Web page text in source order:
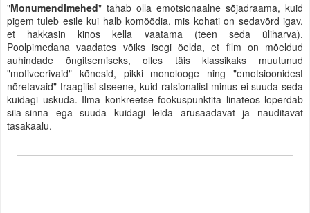
"Monumendimehed" tahab olla emotsionaalne sõjadraama, kuid
pigem tuleb esile kui halb komöödia, mis kohati on sedavõrd igav,
et hakkasin kinos kella vaatama (teen seda üliharva).
Poolpimedana vaadates võiks isegi öelda, et film on mõeldud
auhindade õngitsemiseks, olles täis klassikaks muutunud
"motiveerivaid" kõnesid, pikki monolooge ning "emotsioonidest
nõretavaid" traagilisi stseene, kuid ratsionalist minus ei suuda seda
kuidagi uskuda. Ilma konkreetse fookuspunktita linateos loperdab
siia-sinna ega suuda kuidagi leida arusaadavat ja nauditavat
tasakaalu.